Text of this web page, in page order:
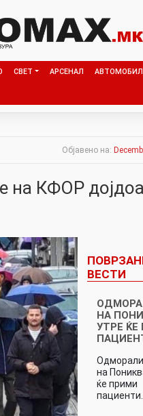
СВЕТ АРСЕНАЛ
Објавено на:
на КФОР
ВЕСТИ
НА
УТРЕ
на
ќе прими
пациенти…